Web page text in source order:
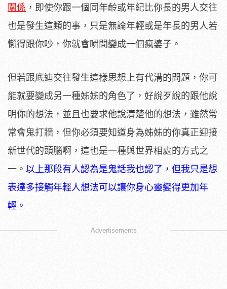
關係 ，即使你跟一個同年齡或年紀比你長的男人交往
也是發生這類的事，只是無論年輕或是年長的男人若
懶得跟你吵，你就會瞬間變成一個瘋婆子。
但若跟底迪交往發生這樣思想上有代溝的問題，你可
能就要變成另一種姊姊的角色了，好說歹說的跟他說
明你的想法，並且也要求他說清楚他的想法，雖然常
常會鬼打牆，但你必須要知道身為姊姊的你真正迎接
新世代的頭腦啊，這也是一種與世界相處的方式之
一。 以上那段有人認為是鬼話我也認了，但我只是想
表達多接觸年輕人想法可以讓你身心靈變得更加年
輕。
Advertisements